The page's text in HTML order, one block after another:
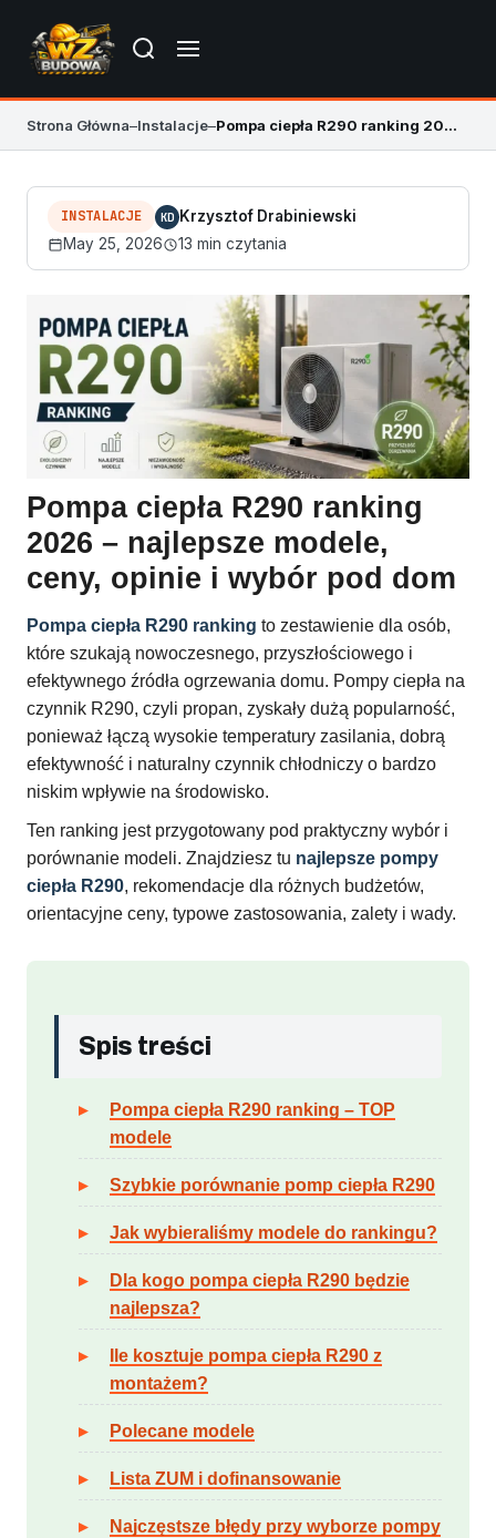
Strona Główna–Instalacje– Pompa ciepła R290 ranking 2026 – TOP modele
INSTALACJE KD Krzysztof Drabiniewski
May 25, 2026
13 min czytania
Pompa ciepła R290 ranking
2026 – najlepsze modele,
ceny, opinie i wybór pod dom
Pompa ciepła R290 ranking to zestawienie dla osób,
które szukają nowoczesnego, przyszłościowego i
efektywnego źródła ogrzewania domu. Pompy ciepła na
czynnik R290, czyli propan, zyskały dużą popularność,
ponieważ łączą wysokie temperatury zasilania, dobrą
efektywność i naturalny czynnik chłodniczy o bardzo
niskim wpływie na środowisko.
Ten ranking jest przygotowany pod praktyczny wybór i
porównanie modeli. Znajdziesz tu najlepsze pompy
ciepła R290, rekomendacje dla różnych budżetów,
orientacyjne ceny, typowe zastosowania, zalety i wady.
Spis treści
Pompa ciepła R290 ranking – TOP
modele
Szybkie porównanie pomp ciepła R290
Jak wybieraliśmy modele do rankingu?
Dla kogo pompa ciepła R290 będzie
najlepsza?
Ile kosztuje pompa ciepła R290 z
montażem?
Polecane modele
Lista ZUM i dofinansowanie
Najczęstsze błędy przy wyborze pompy